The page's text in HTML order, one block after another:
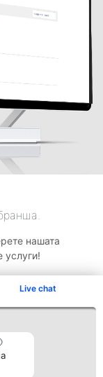
Live chat
нашата
услуги!